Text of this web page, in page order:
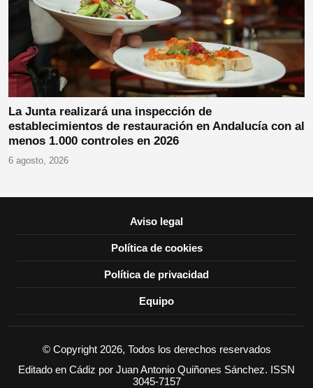
La Junta realizará una inspección de
establecimientos de restauración en Andalucía con al
menos 1.000 controles en 2026
6 agosto, 2026
Aviso legal
Política de cookies
Política de privacidad
Equipo
© Copyright 2026, Todos los derechos reservados
Editado en Cádiz por Juan Antonio Quiñones Sánchez. ISSN
3045-7157